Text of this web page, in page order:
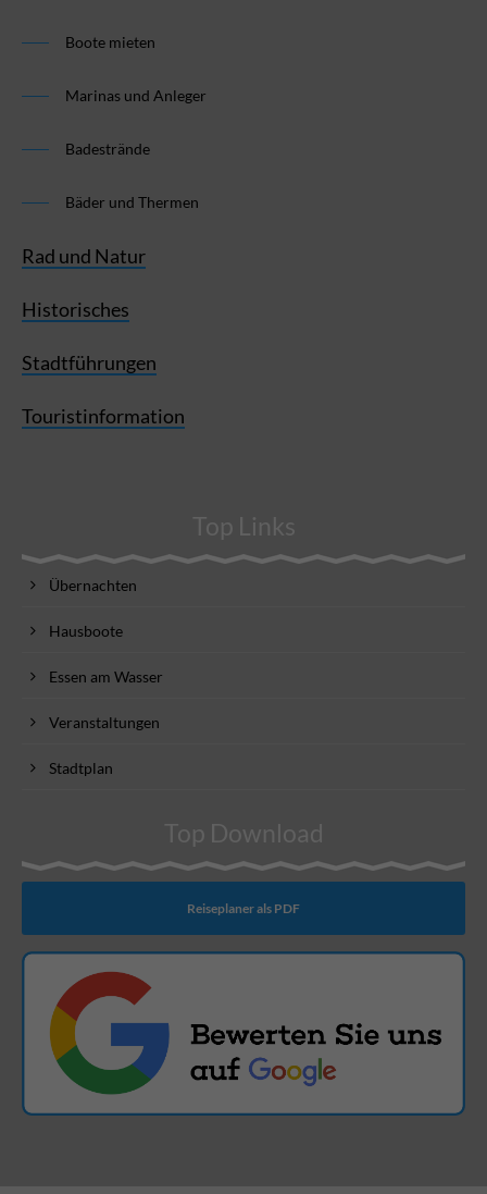
Boote mieten
Marinas und Anleger
Badestrände
Bäder und Thermen
Rad und Natur
Historisches
Stadtführungen
Touristinformation
Top Links
Übernachten
Hausboote
Essen am Wasser
Veranstaltungen
Stadtplan
Top Download
Reiseplaner als PDF